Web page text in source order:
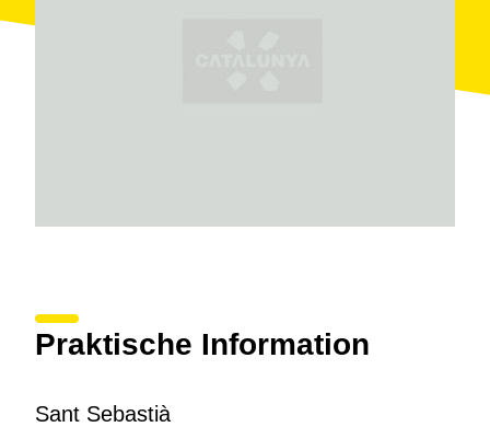
Praktische Information
Sant Sebastià